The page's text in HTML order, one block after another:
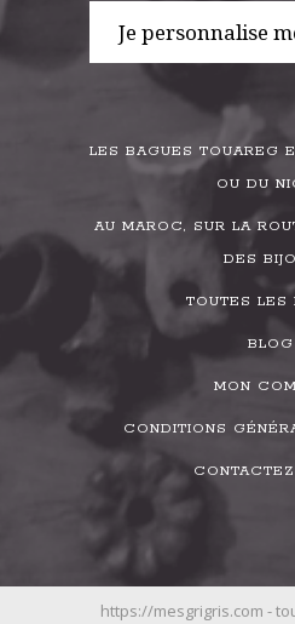
Je personnalise
LES BAGUES TOUAREG
OU DU
AU MAROC, SUR LA
DES
TOUTES LES
BLOG
MON
CONDITIONS
https://mesgrigris.com -